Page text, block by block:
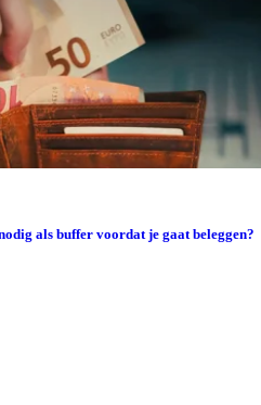
als buffer voordat je gaat beleggen?